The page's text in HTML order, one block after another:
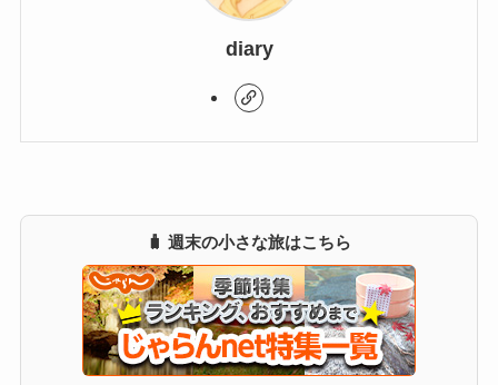
diary
🧳 週末の小さな旅はこちら